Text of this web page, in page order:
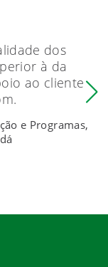
dos
à da
ao cliente
e Programas,